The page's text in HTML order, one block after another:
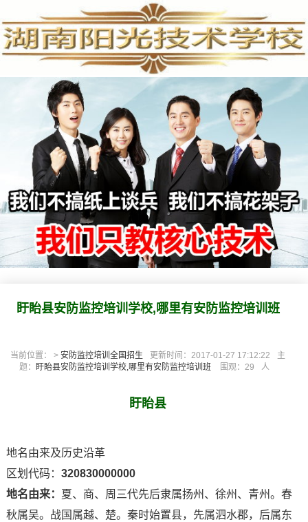
盱眙县安防监控培训学校,哪里有安防监控培训班
当前位置： >安防监控培训全国招生 更新时间：2017-01-27 17:12:22
主
题： 盱眙县安防监控培训学校,哪里有安防监控培训班 围观： 29 人
盱眙县
地名由来及历史沿革
区划代码： 320830000000
地名由来： 夏、商、周三代先后隶属扬州、徐州、青州。春
秋属吴。战国属越、楚。秦时始置县，先属泗水郡，后属东